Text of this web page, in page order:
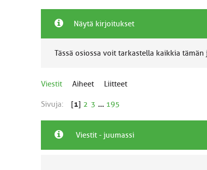
Näytä kirjoitukset
Tässä osiossa voit tarkastella kaikkia
Viestit Aiheet Liitteet
Sivuja: [1] 2 3 ... 195
Viestit - juumassi